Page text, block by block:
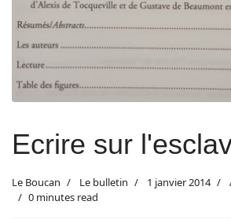
Ecrire sur
Le Boucan Le bulletin 1 janvier 2014
0 minutes read